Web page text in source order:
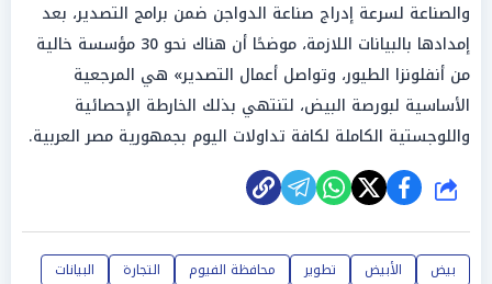
والصناعة لسرعة إدراج صناعة الدواجن ضمن برامج التصدير، بعد
إمدادها بالبيانات اللازمة، موضحًا أن هناك نحو 30 مؤسسة خالية
من أنفلونزا الطيور، وتواصل أعمال التصدير» هي المرجعية
الأساسية لبورصة البيض، لتنتهي بذلك الخارطة الإحصائية
واللوجستية الكاملة لكافة تداولات اليوم بجمهورية مصر العربية.
شارك
بيض الأبيض تطوير محافظة الفيوم التجارة
البيانات